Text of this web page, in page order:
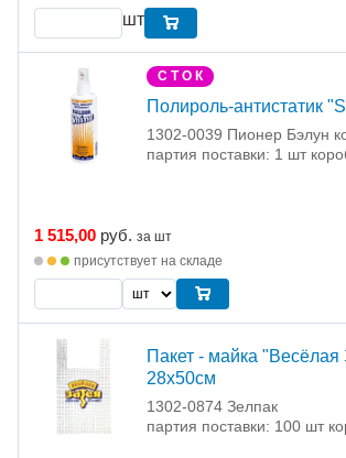
шт
С Т О К
Полироль-антистатик
1302-0039 Пионер Бэлун
партия поставки: 1 шт
1 515,00 руб. за шт
присутствует на складе
Пакет - майка "Весёлая
28х50см
1302-0874 Зелпак
партия поставки: 100 шт